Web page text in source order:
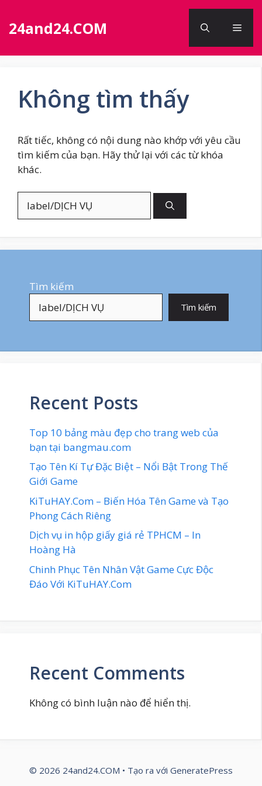
đến
nội24and24.COM
Không tìm thấy
Rất tiếc, không có nội dung nào khớp với yêu cầu
tìm kiếm của bạn. Hãy thử lại với các từ khóa
khác.
kiếm
Tìm kiếm
Tìm kiếm
Recent Posts
Top 10 bảng màu đẹp cho trang web của
bạn tại bangmau.com
Tạo Tên Kí Tự Đặc Biệt – Nổi Bật Trong Thế
Giới Game
KiTuHAY.Com – Biến Hóa Tên Game và Tạo
Phong Cách Riêng
Dịch vụ in hộp giấy giá rẻ TPHCM – In
Hoàng Hà
Chinh Phục Tên Nhân Vật Game Cực Độc
Đáo Với KiTuHAY.Com
Recent Comments
Không có bình luận nào để hiển thị.
© 2026 24and24.COM • Tạo ra với GeneratePress